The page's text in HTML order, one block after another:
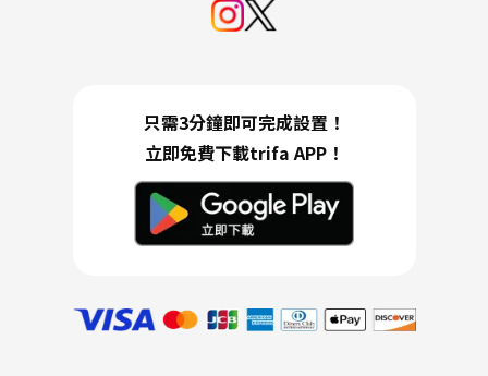
只需3分鐘即可完成設置！
立即免費下載trifa APP！